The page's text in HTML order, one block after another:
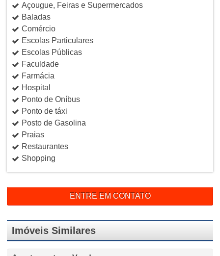
Açougue, Feiras e Supermercados
Baladas
Comércio
Escolas Particulares
Escolas Públicas
Faculdade
Farmácia
Hospital
Ponto de Oníbus
Ponto de táxi
Posto de Gasolina
Praias
Restaurantes
Shopping
ENTRE EM CONTATO
Imóveis Similares